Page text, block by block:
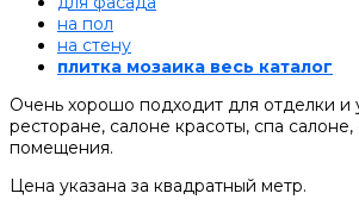
на пол
на стену
плитка мозаика весь каталог
Очень хорошо подходит для отделки и
ресторане, салоне красоты, спа
помещения.
Цена указана за квадратный метр.